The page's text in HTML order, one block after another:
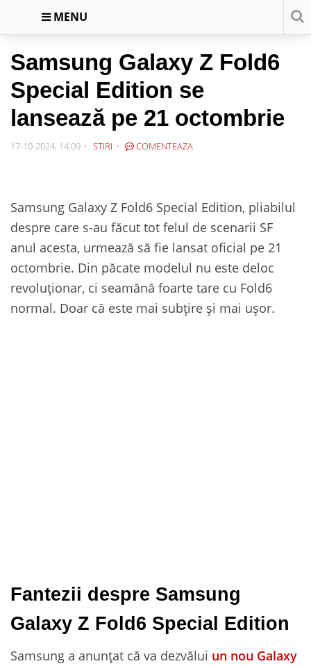
MENU
Samsung Galaxy Z Fold6
Special Edition se
lansează pe 21 octombrie
17-10-2024, 14:09 STIRI COMENTEAZA
Samsung Galaxy Z Fold6 Special Edition, pliabilul
despre care s-au făcut tot felul de scenarii SF
anul acesta, urmează să fie lansat oficial pe 21
octombrie. Din păcate modelul nu este deloc
revoluționar, ci seamănă foarte tare cu Fold6
normal. Doar că este mai subțire și mai ușor.
Fantezii despre Samsung
Galaxy Z Fold6 Special Edition
Samsung a anunțat că va dezvălui un nou Galaxy